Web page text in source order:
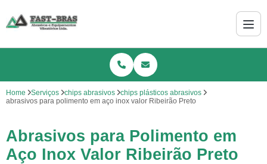
Home Serviços chips abrasivos
chips plásticos abrasivos
abrasivos para polimento em aço inox valor Ribeirão Preto
Abrasivos para Polimento em
Aço Inox Valor Ribeirão Preto